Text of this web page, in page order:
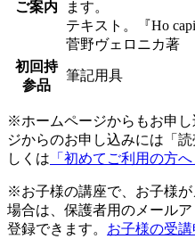
ご案内
ます。
テキスト。『Ho
菅野ヴェロニカ著
初回持
参品
筆記用具
※ホームページからもお申
ジからのお申し込みには「
しくは 「初めてご利用の方へ
※お子様の講座で、お子様
場合は、保護者用のメール
登録できます。 お子様の受